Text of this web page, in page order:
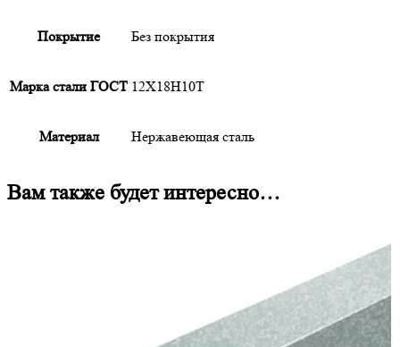
Покрытие Без покрытия
Марка стали ГОСТ 12Х18Н10Т
Материал Нержавеющая сталь
Вам также будет интересно…